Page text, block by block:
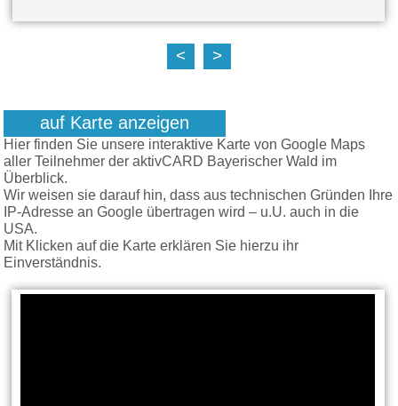
< >
auf Karte anzeigen
Hier finden Sie unsere interaktive Karte von Google Maps
aller Teilnehmer der aktivCARD Bayerischer Wald im
Überblick.
Wir weisen sie darauf hin, dass aus technischen Gründen Ihre
IP-Adresse an Google übertragen wird – u.U. auch in die
USA.
Mit Klicken auf die Karte erklären Sie hierzu ihr
Einverständnis.